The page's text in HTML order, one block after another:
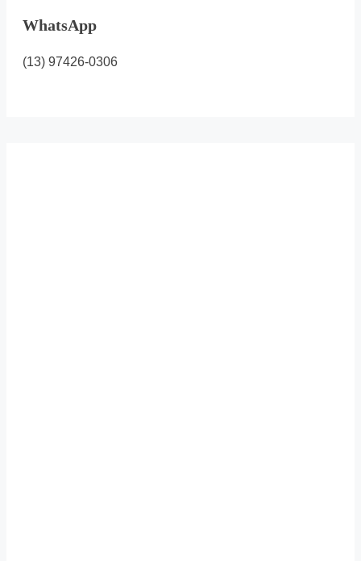
WhatsApp
(13) 97426-0306